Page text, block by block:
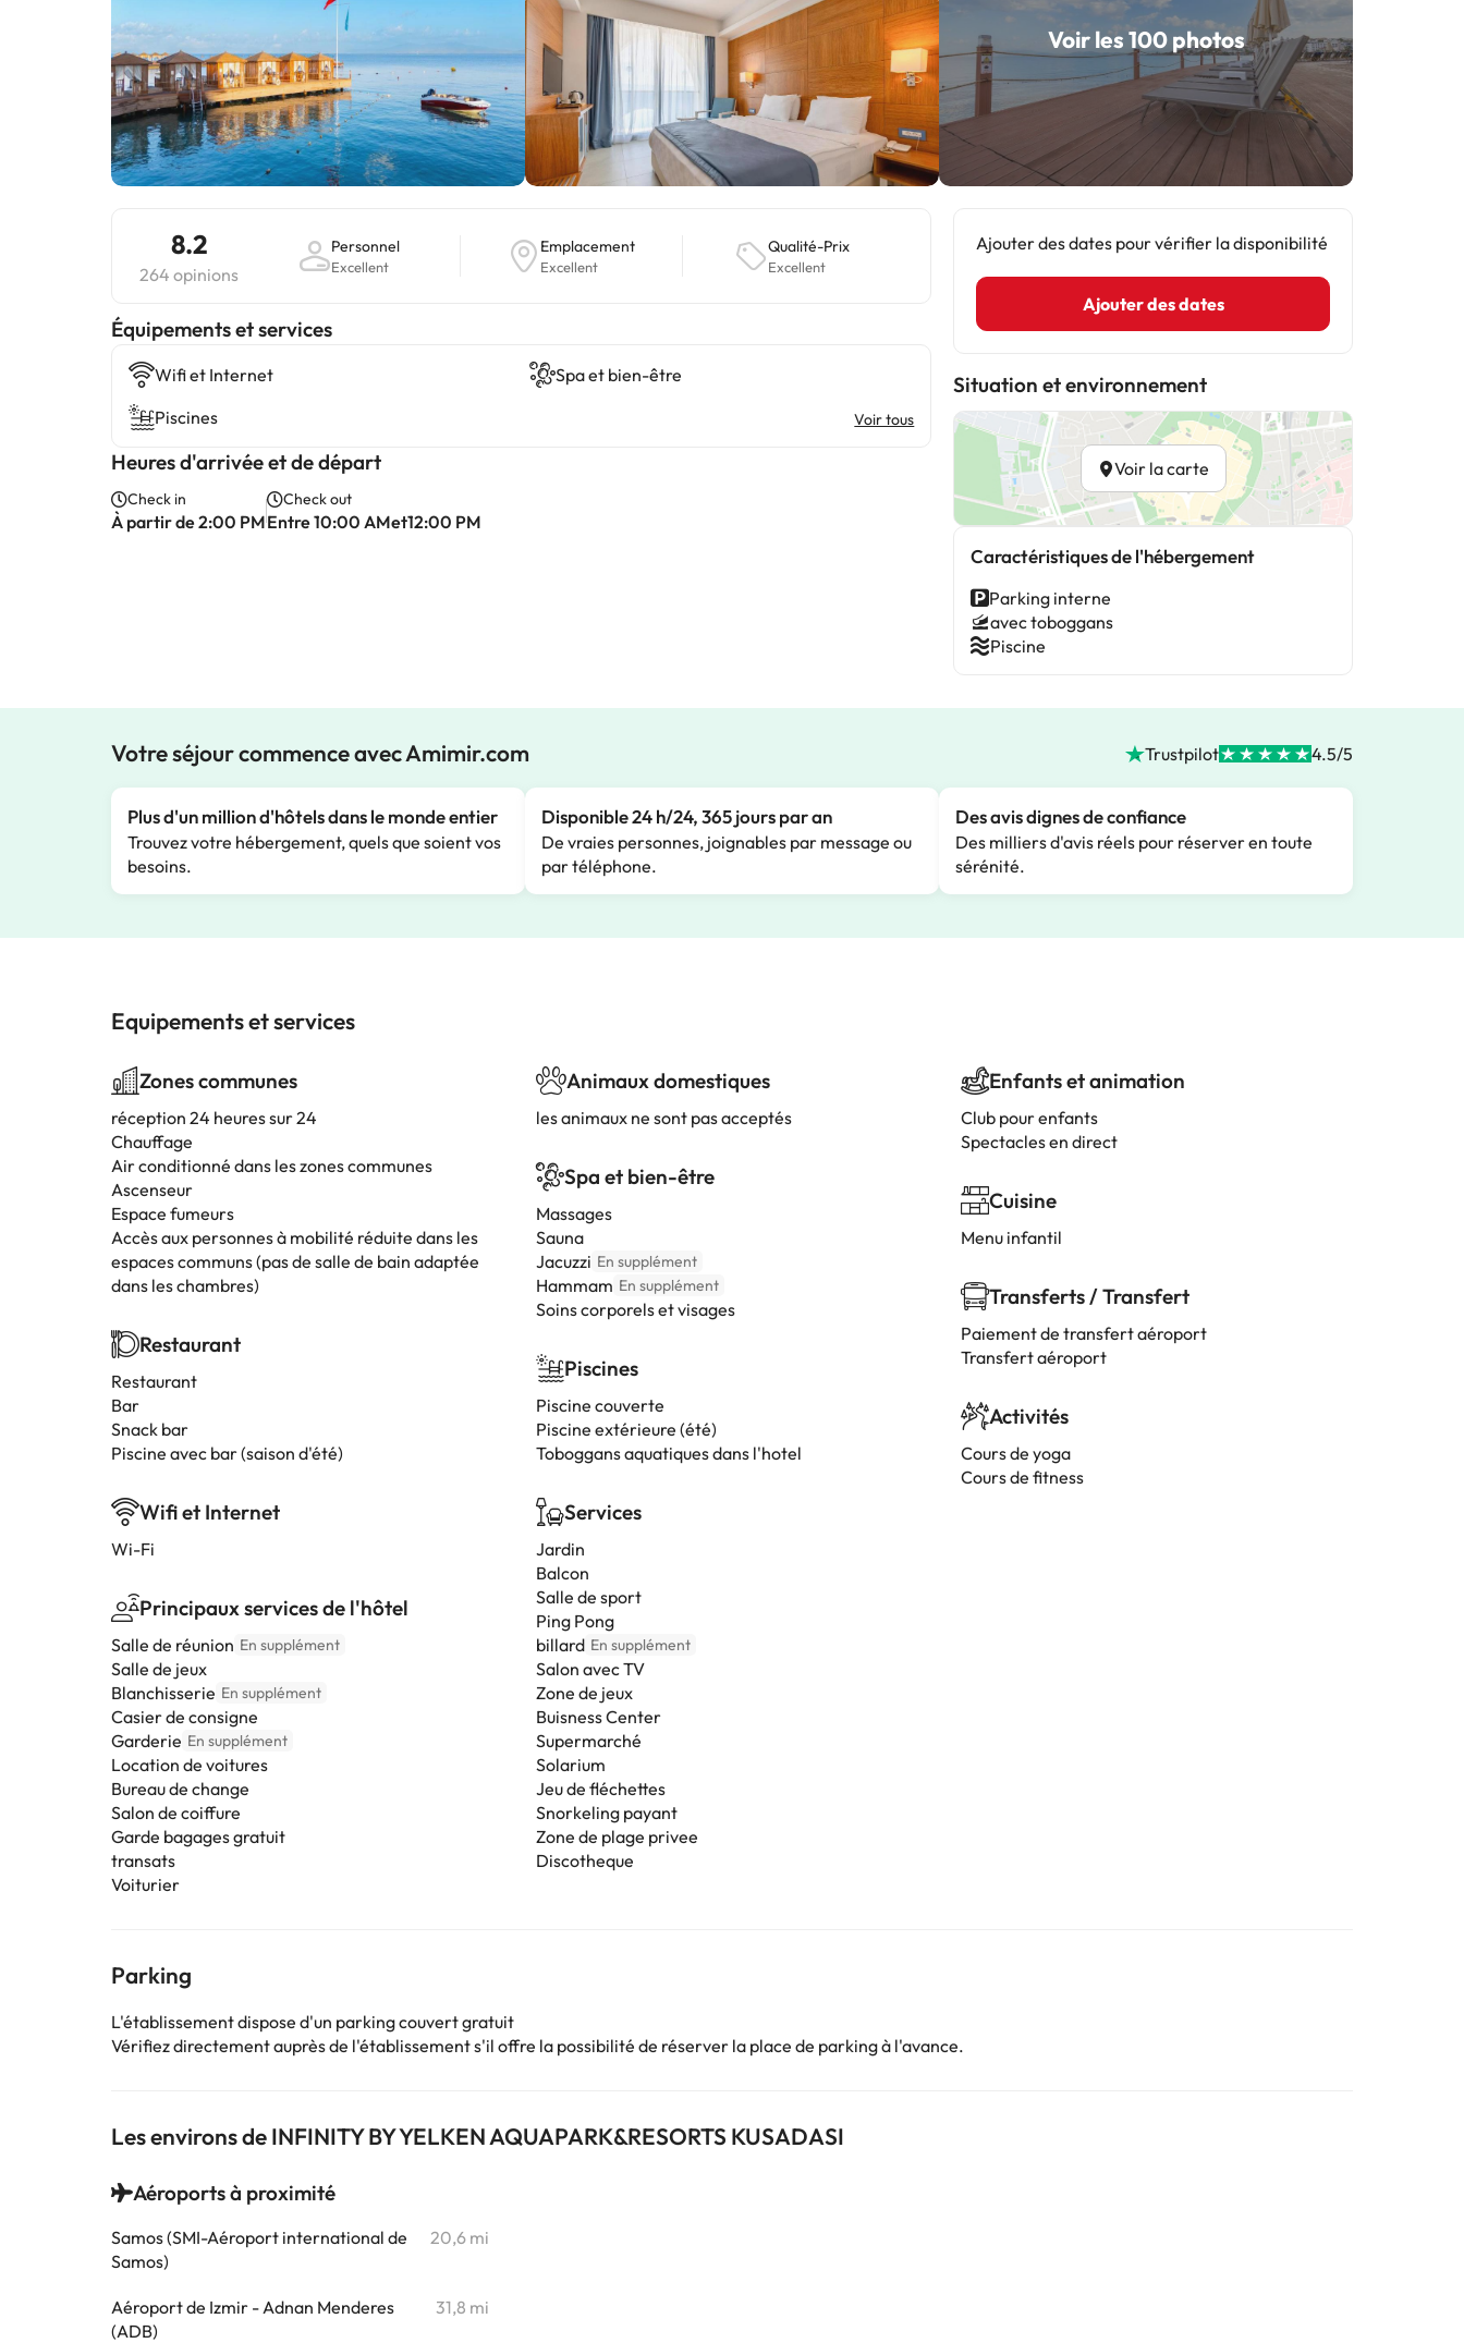
Voir les 100 photos
8.2
264 opinions
Personnel
Excellent
Emplacement
Excellent
Qualité-Prix
Excellent
​Équipements et services
Wifi et Internet
Spa et bien-être
Piscines
Voir tous
Heures d'arrivée et de départ
Check in
À partir de 2:00 PM
Check out
Entre 10:00 AMet12:00 PM
Ajouter des dates pour vérifier la disponibilité
Ajouter des dates
Situation et environnement
Voir la carte
Caractéristiques de l'hébergement
Parking interne
avec toboggans
Piscine
Votre séjour commence avec Amimir.com Trustpilot 4.5/5
Plus d'un million d'hôtels dans le monde entier
Trouvez votre hébergement, quels que soient vos
besoins.
Disponible 24 h/24, 365 jours par an
De vraies personnes, joignables par message ou
par téléphone.
Des avis dignes de confiance
Des milliers d'avis réels pour réserver en toute
sérénité.
Equipements et services
Zones communes
réception 24 heures sur 24
Chauffage
Air conditionné dans les zones communes
Ascenseur
Espace fumeurs
Accès aux personnes à mobilité réduite dans les
espaces communs (pas de salle de bain adaptée
dans les chambres)
Restaurant
Restaurant
Bar
Snack bar
Piscine avec bar (saison d'été)
Wifi et Internet
Wi-Fi
Principaux services de l'hôtel
Salle de réunion En supplément
Salle de jeux
Blanchisserie En supplément
Casier de consigne
Garderie En supplément
Location de voitures
Bureau de change
Salon de coiffure
Garde bagages gratuit
transats
Voiturier
Animaux domestiques
les animaux ne sont pas acceptés
Spa et bien-être
Massages
Sauna
Jacuzzi En supplément
Hammam En supplément
Soins corporels et visages
Piscines
Piscine couverte
Piscine extérieure (été)
Toboggans aquatiques dans l'hotel
Services
Jardin
Balcon
Salle de sport
Ping Pong
billard En supplément
Salon avec TV
Zone de jeux
Buisness Center
Supermarché
Solarium
Jeu de fléchettes
Snorkeling payant
Zone de plage privee
Discotheque
Enfants et animation
Club pour enfants
Spectacles en direct
Cuisine
Menu infantil
Transferts / Transfert
Paiement de transfert aéroport
Transfert aéroport
Activités
Cours de yoga
Cours de fitness
Parking
L'établissement dispose d'un parking couvert gratuit
Vérifiez directement auprès de l'établissement s'il offre la possibilité de réserver la place de parking à l'avance.
Les environs de INFINITY BY YELKEN AQUAPARK&RESORTS KUSADASI
Aéroports à proximité
Samos (SMI-Aéroport international de
Samos)
20,6 mi
Aéroport de Izmir - Adnan Menderes
(ADB)
31,8 mi